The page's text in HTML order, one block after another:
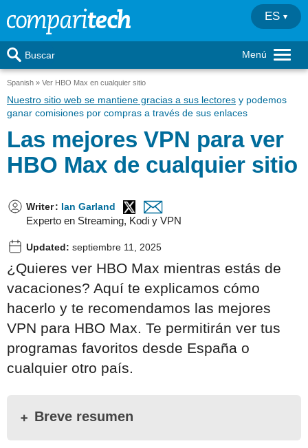
Menú
Buscar
ES
Spanish Ver HBO Max en cualquier sitio
Nuestro sitio web se mantiene gracias a sus lectores y podemos
ganar comisiones por compras a través de sus enlaces
Las mejores VPN para ver
HBO Max de cualquier sitio
Writer: Ian Garland
Experto en Streaming, Kodi y VPN
Updated: septiembre 11, 2025
¿Quieres ver HBO Max mientras estás de
vacaciones? Aquí te explicamos cómo
hacerlo y te recomendamos las mejores
VPN para HBO Max. Te permitirán ver tus
programas favoritos desde España o
cualquier otro país.
Breve resumen